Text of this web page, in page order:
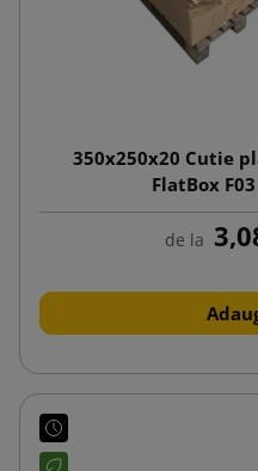
350x250x20 Cutie
FlatBox
de la